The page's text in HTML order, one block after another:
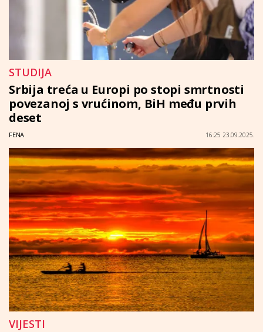
STUDIJA
Srbija treća u Europi po stopi smrtnosti
povezanoj s vrućinom, BiH među prvih
deset
FENA 16:25 23.09.2025.
VIJESTI